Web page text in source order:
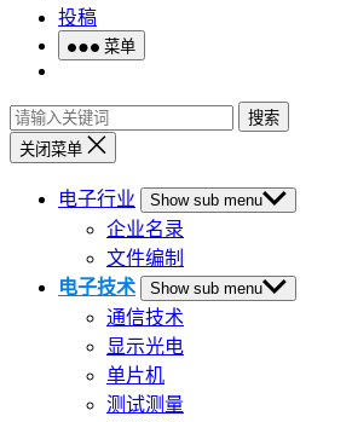
投稿
菜单
搜索
关闭菜单
电子行业 Show sub menu
企业名录
文件编制
电子技术
Show sub menu
通信技术
显示光电
单片机
测试测量